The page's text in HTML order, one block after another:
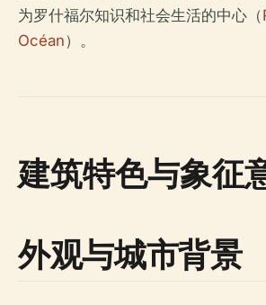
为罗什福尔知识和社会生活的中心（
Océan）。
建筑特色与象征
外观与城市背景